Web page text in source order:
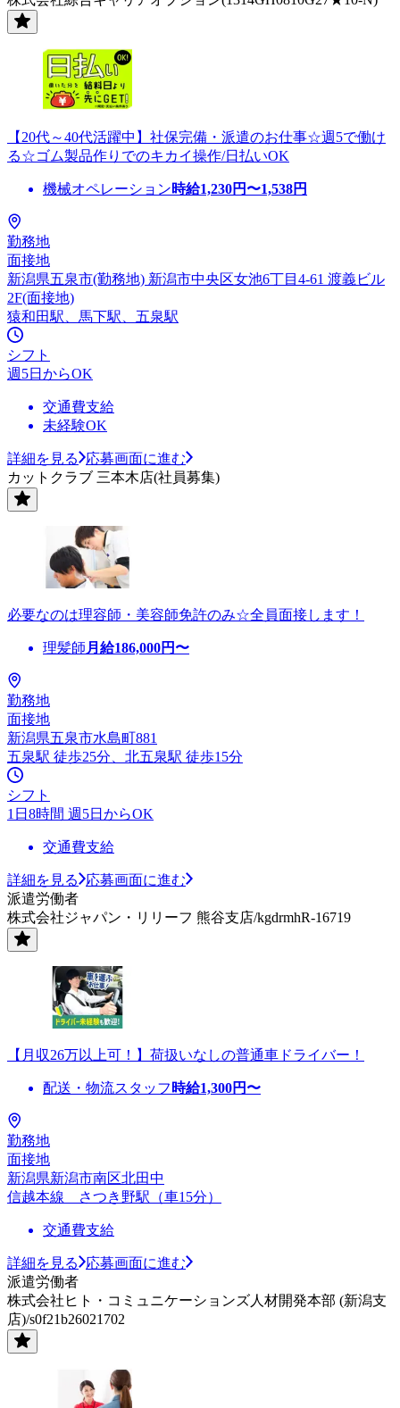
【20代～40代活躍中】社保完備・派遣のお仕事☆週5で働け
る☆ゴム製品作りでのキカイ操作/日払いOK
機械オペレーション時給1,230円〜1,538円
勤務地
面接地
新潟県五泉市(勤務地) 新潟市中央区女池6丁目4-61 渡義ビル
2F(面接地)
猿和田駅、馬下駅、五泉駅
シフト
週5日からOK
交通費支給
未経験OK
詳細を見る
応募画面に進む
カットクラブ 三本木店(社員募集)
必要なのは理容師・美容師免許のみ☆全員面接します！
理髪師 月給186,000円〜
勤務地
面接地
新潟県五泉市水島町881
五泉駅 徒歩25分、北五泉駅 徒歩15分
シフト
1日8時間 週5日からOK
交通費支給
詳細を見る
応募画面に進む
派遣労働者
株式会社ジャパン・リリーフ 熊谷支店/kgdrmhR-16719
【月収26万以上可！】荷扱いなしの普通車ドライバー！
配送・物流スタッフ 時給1,300円〜
勤務地
面接地
新潟県新潟市南区北田中
信越本線 さつき野駅（車15分）
交通費支給
詳細を見る
応募画面に進む
派遣労働者
株式会社ヒト・コミュニケーションズ人材開発本部 (新潟支
店)/s0f21b26021702